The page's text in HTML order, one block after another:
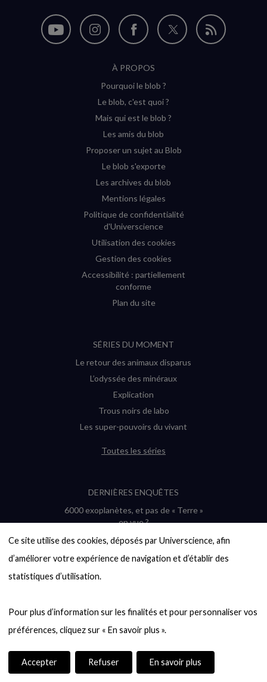
Ce site utilise des cookies, déposés par Universcience, afin
d’améliorer votre expérience de navigation et d’établir des
statistiques d’utilisation.
Pour plus d’information sur les finalités et pour personnaliser vos
Accepter Refuser En savoir plus
Nous
Nous
Instagram
(nouvelle
Nous
sur
Facebook
(nouvelle
Nous
Flux
À PROPOS
Pourquoi le blob ?
Le blob, c'est quoi ?
Mais qui est le blob ?
Les amis du blob
Proposer un sujet au Blob
Le blob s'exporte
Les archives du blob
Mentions légales
Politique de confidentialité
d'Universcience
Utilisation des cookies
Gestion des cookies
Accessibilité : partiellement
conforme
Plan du site
SÉRIES DU MOMENT
Le retour des animaux disparus
L’odyssée des minéraux
Explication
Trous noirs de labo
Les super-pouvoirs du vivant
Toutes les séries
DERNIÈRES ENQUÊTES
6000 exoplanètes, et pas de « Terre »
en vue ?
Quel avenir pour les cryptos ?
Un loup préhistorique ressuscité ? La
désextinction en question
Entre mathématiques et politique : la
Évaluer l’intelligence humaine : un vrai